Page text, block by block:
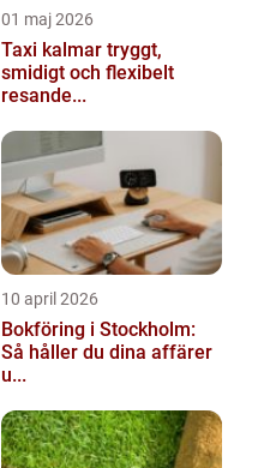
01 maj 2026
Taxi kalmar tryggt,
smidigt och flexibelt
resande...
10 april 2026
Bokföring i Stockholm:
Så håller du dina affärer
u...